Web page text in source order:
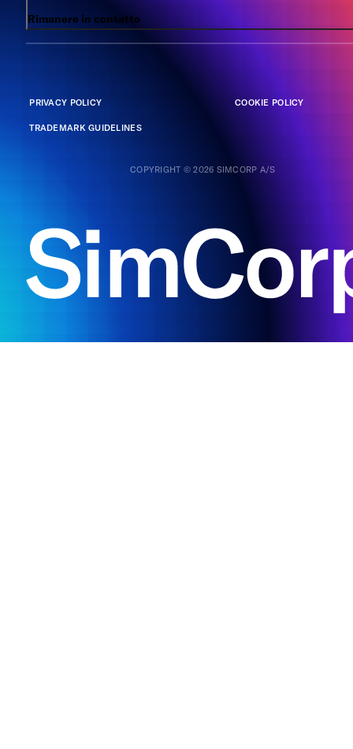
Rimanere in contatto
PRIVACY POLICY COOKIE POLICY
TRADEMARK GUIDELINES
COPYRIGHT © 2026 SIMCORP A/S